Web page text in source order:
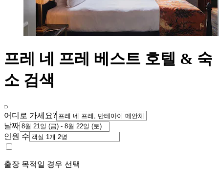
프레 네 프레 베스트 호텔 & 숙
소 검색
어디로 가세요?
날짜
인원 수
출장 목적일 경우 선택